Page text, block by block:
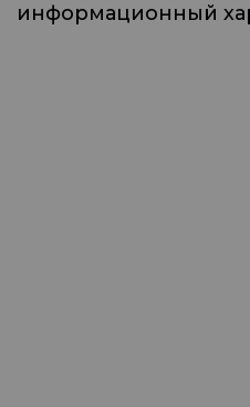
информационный